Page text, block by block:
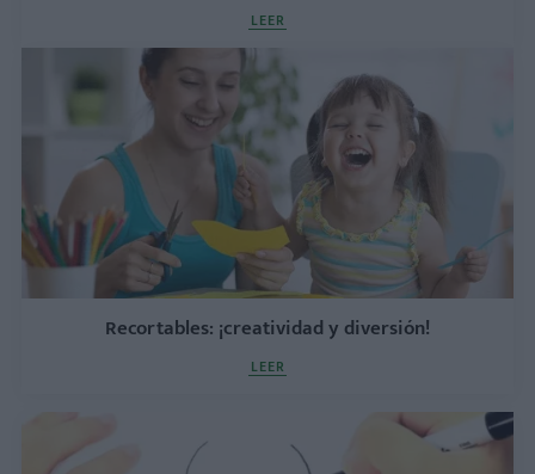
LEER
Recortables: ¡creatividad y diversión!
LEER